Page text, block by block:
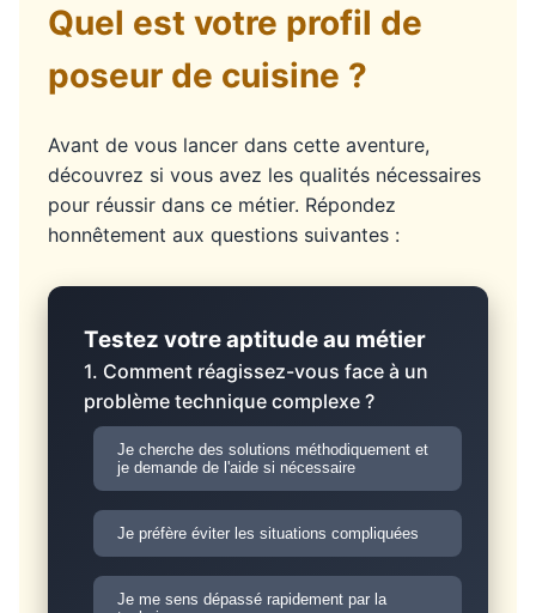
Quel est votre profil de
poseur de cuisine ?
Avant de vous lancer dans cette aventure,
découvrez si vous avez les qualités nécessaires
pour réussir dans ce métier. Répondez
honnêtement aux questions suivantes :
Testez votre aptitude au métier
1. Comment réagissez-vous face à un
problème technique complexe ?
Je cherche des solutions méthodiquement et
je demande de l'aide si nécessaire
Je préfère éviter les situations compliquées
Je me sens dépassé rapidement par la